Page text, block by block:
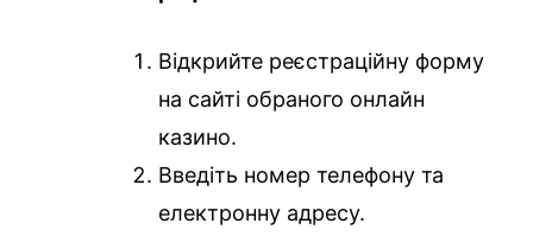
Відкрийте реєстраційну форму
на сайті обраного онлайн
казино.
Введіть номер телефону та
електронну адресу.